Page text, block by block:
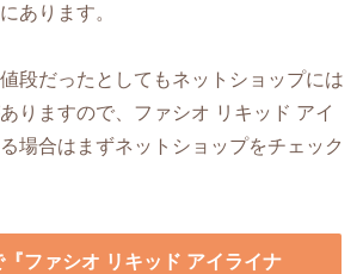
あります。
段だったとしてもネットショップには
りますので、ファシオ リキッド アイ
場合はまずネットショップをチェック
ファシオ リキッド アイライナ